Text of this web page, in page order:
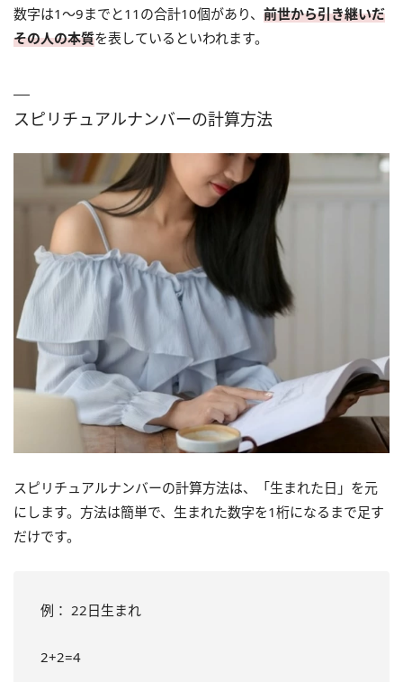
数字は1～9までと11の合計10個があり、 前世から引き継いだ
その人の本質を表しているといわれます。
スピリチュアルナンバーの計算方法
スピリチュアルナンバーの計算方法は、「生まれた日」を元
にします。方法は簡単で、生まれた数字を1桁になるまで足す
だけです。
例： 22日生まれ
2+2=4